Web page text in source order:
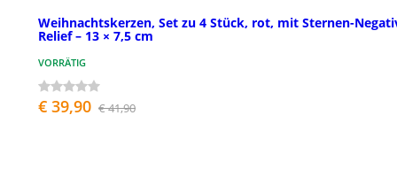
Weihnachtskerzen, Set zu 4 Stück, rot, mit Sternen-
Relief – 13 × 7,5 cm
VORRÄTIG
€ 39,90 € 41,90